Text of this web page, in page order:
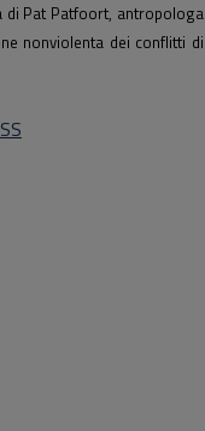
di Pat Patfoort, antropologa
nonviolenta dei conflitti di